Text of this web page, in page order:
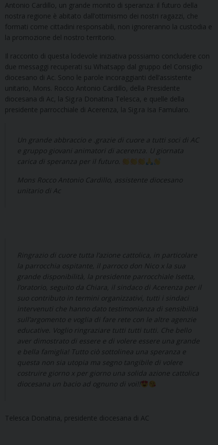
Antonio Cardillo, un grande monito di speranza: il futuro della
nostra regione è abitato dall’ottimismo dei nostri ragazzi, che
formati come cittadini responsabili, non ignoreranno la custodia e
la promozione del nostro territorio.
Il racconto di questa lodevole iniziativa possiamo concludere con
due messaggi recuperati su Whatsapp dal gruppo del Consiglio
diocesano di Ac. Sono le parole incoraggianti dell’assistente
unitario, Mons. Rocco Antonio Cardillo, della Presidente
diocesana di Ac, la Sig.ra Donatina Telesca, e quelle della
presidente parrocchiale di Acerenza, la Sig.ra Isa Famularo.
Un grande abbraccio e .grazie di cuore a tutti soci di AC
e gruppo giovani animatori di acerenza. U giornata
carica di speranza per il futuro.
Mons Rocco Antonio Cardillo, assistente diocesano
unitario di Ac
Ringrazio di cuore tutta l’azione cattolica, in particolare
la parrocchia ospitante, il parroco don Nico x la sua
grande disponibilità, la presidente parrocchiale Isetta,
l’oratorio, seguito da Chiara, il sindaco di Acerenza per il
suo contributo in termini organizzativi, tutti i sindaci
intervenuti che hanno dato testimonianza di sensibilità
sull’argomento e voglia di fare rete con le altre agenzie
educative. Voglio ringraziare tutti tutti tutti. Che bello
aver dimostrato di essere e di volere essere una grande
e bella famiglia! Tutto ciò sottolinea una speranza e
questa non sia utopia ma segno tangibile di volere
costruire giorno x per giorno una solida azione cattolica
diocesana un bacio ad ognuno di voi!!
Telesca Donatina, presidente diocesana di AC